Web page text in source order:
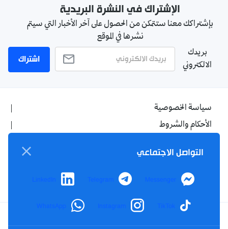
الإشتراك في النشرة البريدية
بإشتراكك معنا ستتمكن من الحصول على آخر الأخبار التي سيتم
نشرها في الموقع
بريدك
الالكتروني
اشتراك
سياسة الخصوصية
الأحكام والشروط
اتصل بنا
من نحن
التواصل الاجتماعي
Messenger
Telegram
LinkedIn
TikTok
Instagram
WhatsApp